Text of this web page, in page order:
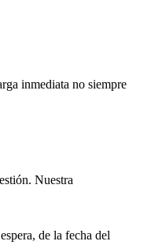
inmediata no siempre
Nuestra
de la fecha del